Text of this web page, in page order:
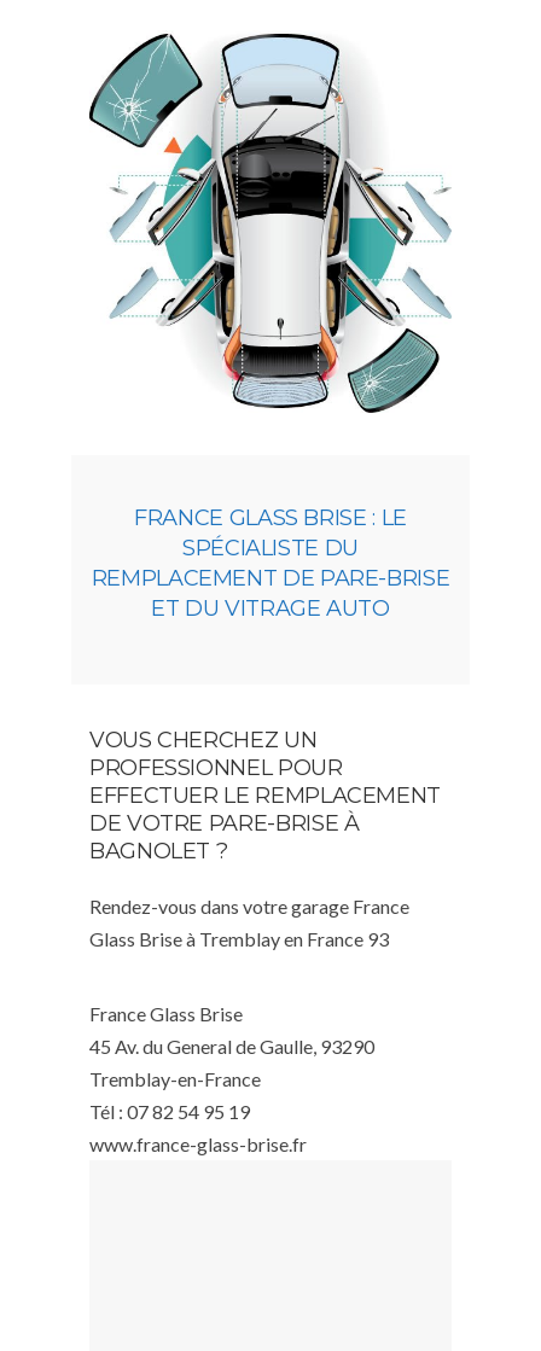
FRANCE GLASS BRISE : LE
SPÉCIALISTE DU
REMPLACEMENT DE PARE-BRISE
ET DU VITRAGE AUTO
VOUS CHERCHEZ UN
PROFESSIONNEL POUR
EFFECTUER LE REMPLACEMENT
DE VOTRE PARE-BRISE À
BAGNOLET ?
Rendez-vous dans votre garage France
Glass Brise à Tremblay en France 93
France Glass Brise
45 Av. du General de Gaulle, 93290
Tremblay-en-France
Tél : 07 82 54 95 19
www.france-glass-brise.fr